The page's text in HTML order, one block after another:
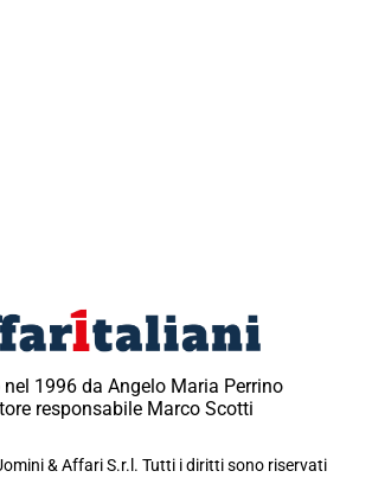
1996 da Angelo Maria Perrino
responsabile Marco Scotti
& Affari S.r.l. Tutti i diritti sono riservati